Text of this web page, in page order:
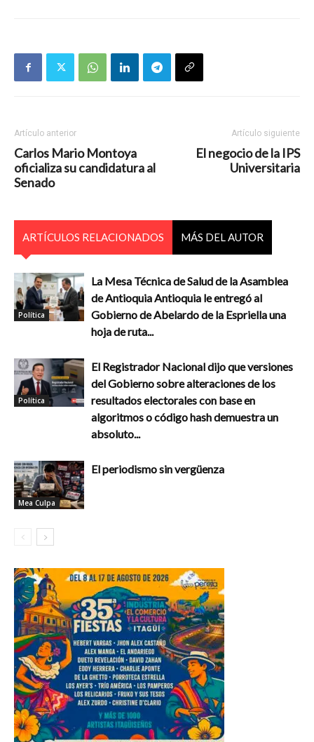
Artículo anterior
Carlos Mario Montoya
oficializa su candidatura al
Senado
Artículo siguiente
El negocio de la IPS
Universitaria
ARTÍCULOS RELACIONADOS MÁS DEL AUTOR
Política
La Mesa Técnica de Salud de la Asamblea
de Antioquia Antioquia le entregó al
Gobierno de Abelardo de la Espriella una
hoja de ruta...
Política
El Registrador Nacional dijo que versiones
del Gobierno sobre alteraciones de los
resultados electorales con base en
algoritmos o código hash demuestra un
absoluto...
Mea Culpa
El periodismo sin vergüenza